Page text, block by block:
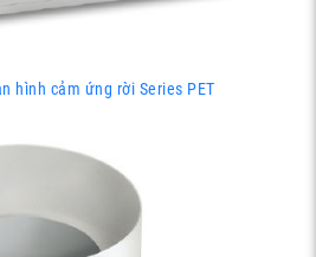
hình cảm ứng rời Series PET